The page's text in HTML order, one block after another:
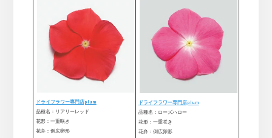
ドライフラワー専門店plum
品種名：リアリーレッド
花形：一重咲き
花弁：倒広卵形
ドライフラワー専門店plum
品種名：ローズハロー
花形：一重咲き
花弁：倒広卵形